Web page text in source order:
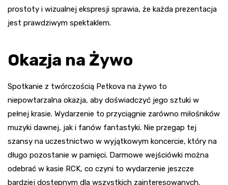
prostoty i wizualnej ekspresji sprawia, że każda prezentacja
jest prawdziwym spektaklem.
Okazja na Żywo
Spotkanie z twórczością Petkova na żywo to
niepowtarzalna okazja, aby doświadczyć jego sztuki w
pełnej krasie. Wydarzenie to przyciągnie zarówno miłośników
muzyki dawnej, jak i fanów fantastyki. Nie przegap tej
szansy na uczestnictwo w wyjątkowym koncercie, który na
długo pozostanie w pamięci. Darmowe wejściówki można
odebrać w kasie RCK, co czyni to wydarzenie jeszcze
bardziej dostępnym dla wszystkich zainteresowanych.